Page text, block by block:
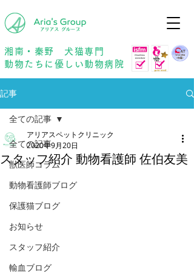
湘南・秦野 犬猫専門
動物たちに優しい動物病院
記事
全ての記事
獣医師コラム
動物看護師ブログ
保護猫ブログ
お知らせ
スタッフ紹介
輸血ブログ
全ての記事
スタッフ紹介 動物看護師 佐伯友美
アリアスペットクリニック
2020年9月20日